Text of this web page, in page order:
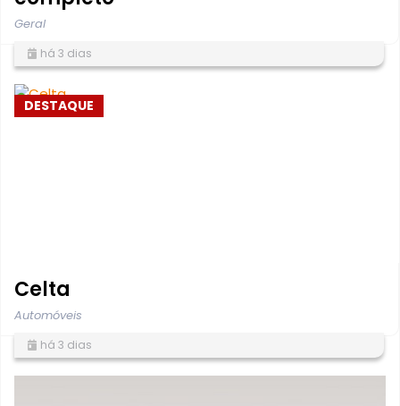
Geral
há 3 dias
DESTAQUE
Celta
Automóveis
há 3 dias